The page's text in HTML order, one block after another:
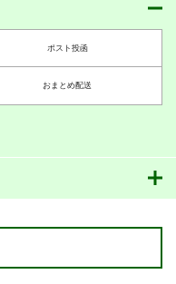
660円（税込）
ポスト投函
おまとめ配送